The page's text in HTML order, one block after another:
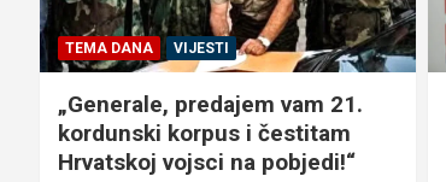
TEMA DANA VIJESTI
„Generale, predajem vam 21.
kordunski korpus i čestitam
Hrvatskoj vojsci na pobjedi!“